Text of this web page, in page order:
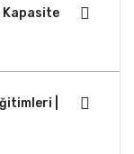
Kapasite
|